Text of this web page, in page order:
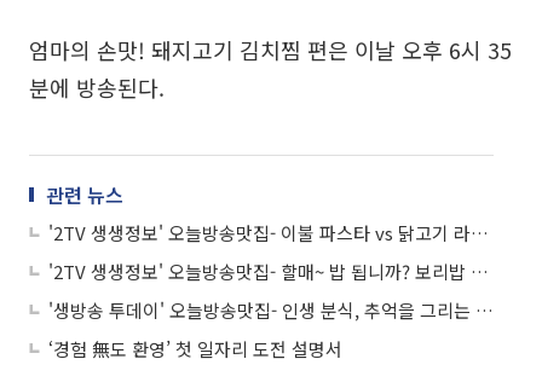
엄마의 손맛! 돼지고기 김치찜 편은 이날 오후 6시 35
분에 방송된다.
관련 뉴스
'2TV 생생정보' 오늘방송맛집- 이불 파스타 vs 닭고기 라멘, 성수동 맛집 승자는?
'2TV 생생정보' 오늘방송맛집- 할매~ 밥 됩니까? 보리밥 정식 맛집 '○○○ 보리밥'
'생방송 투데이' 오늘방송맛집- 인생 분식, 추억을 그리는 떡볶이 맛집 '잉○○'
‘경험 無도 환영’ 첫 일자리 도전 설명서